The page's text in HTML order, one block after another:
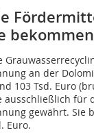
an der
103 Tsd. Euro
ausschließlich für
gewährt. Sie
Euro.